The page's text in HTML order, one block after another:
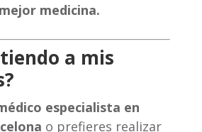
medicina.
a mis
especialista en
o prefieres realizar